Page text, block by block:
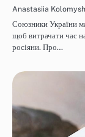
Anastasiia
Союзники України
щоб витрачати час
росіяни. Про…